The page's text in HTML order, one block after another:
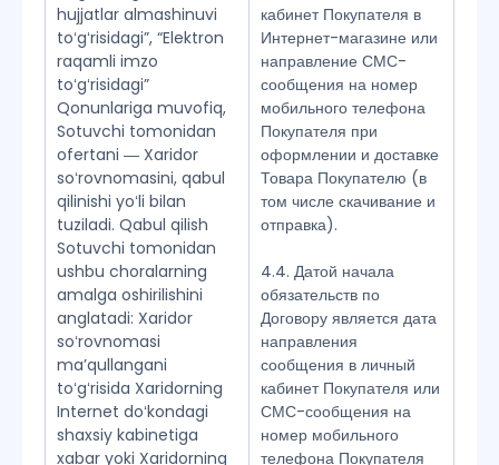
hujjatlar almashinuvi
toʻgʻrisidagi”, “Elektron
raqamli imzo
toʻgʻrisidagi”
Qonunlariga muvofiq,
Sotuvchi tomonidan
ofertani ― Xaridor
soʻrovnomasini, qabul
qilinishi yoʻli bilan
tuziladi. Qabul qilish
Sotuvchi tomonidan
ushbu choralarning
amalga oshirilishini
anglatadi: Xaridor
soʻrovnomasi
maʼqullangani
toʻgʻrisida Xaridorning
Internet doʻkondagi
shaxsiy kabinetiga
xabar yoki Xaridorning
кабинет Покупателя в
Интернет-магазине или
направление СМС-
сообщения на номер
мобильного телефона
Покупателя при
оформлении и доставке
Товара Покупателю (в
том числе скачивание и
отправка).
4.4. Датой начала
обязательств по
Договору является дата
направления
сообщения в личный
кабинет Покупателя или
СМС-сообщения на
номер мобильного
телефона Покупателя